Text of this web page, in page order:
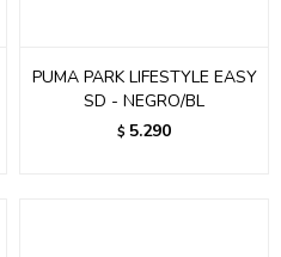
PUMA PARK LIFESTYLE EASY
SD - NEGRO/BL
$ 5.290